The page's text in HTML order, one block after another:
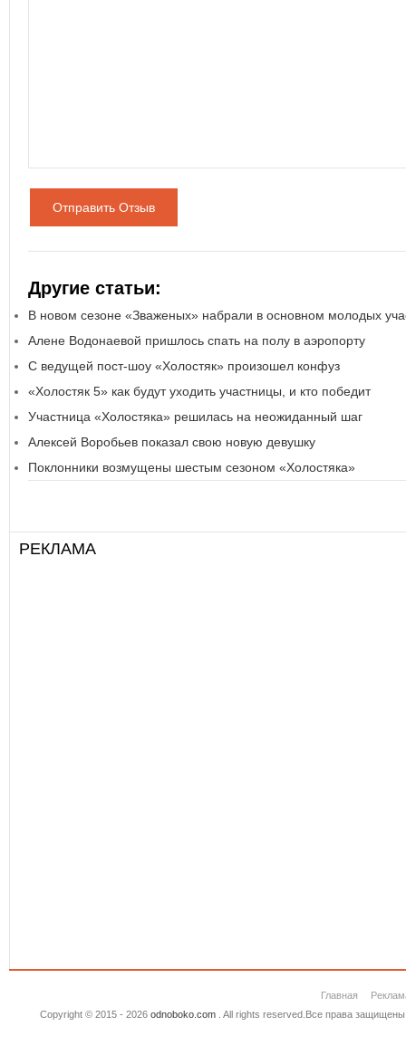
Отправить Отзыв
Другие статьи:
В новом сезоне «Зваженых» набрали в основном молодых
Алене Водонаевой пришлось спать на полу в аэропорту
С ведущей пост-шоу «Холостяк» произошел конфуз
«Холостяк 5» как будут уходить участницы, и кто победит
Участница «Холостяка» решилась на неожиданный шаг
Алексей Воробьев показал свою новую девушку
Поклонники возмущены шестым сезоном «Холостяка»
РЕКЛАМА
Главная
Copyright © 2015 - 2026 odnoboko.com. All rights reserved.Все права защищены.